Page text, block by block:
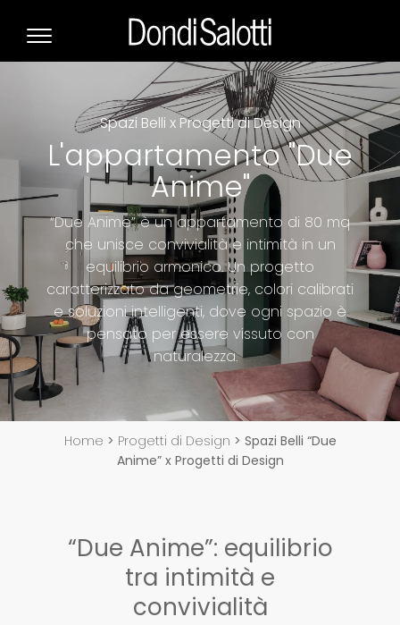
Spazi Belli x Progetti di Design
L'appartamento "Due
Anime"
“Due Anime” è un appartamento di 80 mq
che unisce convivialità e intimità in un
equilibrio armonico. Un progetto
caratterizzato da geometrie, colori calibrati
e soluzioni intelligenti, dove ogni spazio è
pensato per essere vissuto con
naturalezza.
Home > Progetti di Design > Spazi Belli “Due
Anime” x Progetti di Design
“Due Anime”: equilibrio
tra intimità e
convivialità